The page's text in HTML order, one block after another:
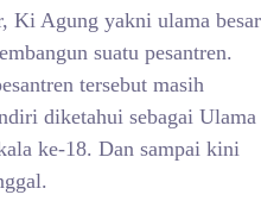
Ki Agung yakni ulama besar
suatu pesantren.
tersebut masih
diketahui sebagai Ulama
ke-18. Dan sampai kini